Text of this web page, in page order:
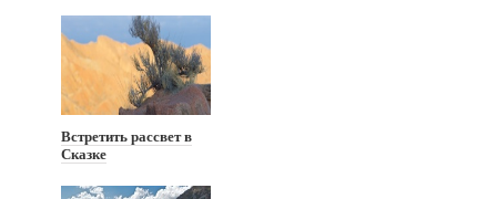
Встретить рассвет в
Сказке